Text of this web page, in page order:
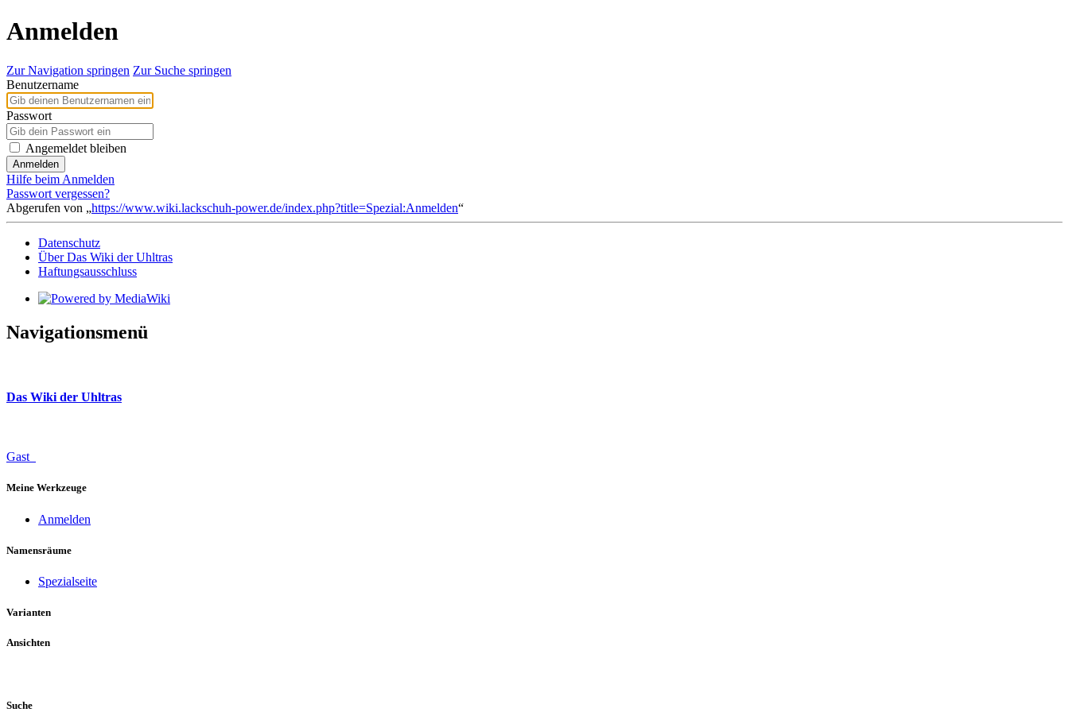
Anmelden
Zur Navigation springen Zur Suche springen
Benutzername
Passwort
Angemeldet bleiben
Anmelden
Hilfe beim Anmelden
Passwort vergessen?
Abgerufen von „https://www.wiki.lackschuh-power.de/index.php?title=Spezial:Anmelden“
Datenschutz
Über Das Wiki der Uhltras
Haftungsausschluss
Navigationsmenü
Das Wiki der Uhltras
Gast
Meine Werkzeuge
Anmelden
Namensräume
Spezialseite
Varianten
Ansichten
Suche